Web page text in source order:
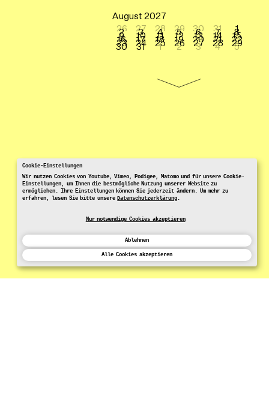
Cookie-Einstellungen
Wir nutzen Cookies von Youtube, Vimeo, Podigee, Matomo und für unsere Cookie-
Einstellungen, um Ihnen die bestmögliche Nutzung unserer Website zu
ermöglichen. Ihre Einstellungen können Sie jederzeit ändern. Um mehr zu
erfahren, lesen Sie bitte unsereDatenschutzerklärung.
Nur notwendige Cookies akzeptieren
Ablehnen
Alle Cookies akzeptieren
August 2027
26
27 28 29 30 31 1
2 3 4 5 6 7 8
9 10 11 12 13 14 15
16 17 18 19 20 21 22
23 24 25 26 27 28 29
30 31 1 2 3 4 5